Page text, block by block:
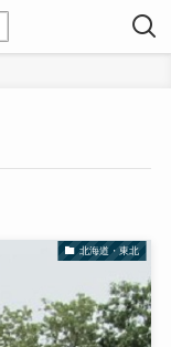
北海道・東北